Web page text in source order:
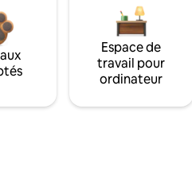
Espace de
travail pour
ordinateur